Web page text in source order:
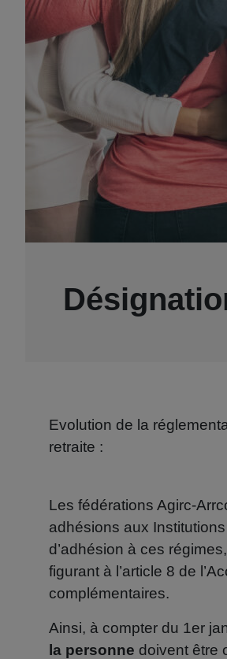
Evolution de la
retraite :
Les fédérations Agirc-
adhésions aux
d’adhésion à ces
figurant à l’article 8 de
complémentaires.
Ainsi, à compter du 1er
la personne doivent être